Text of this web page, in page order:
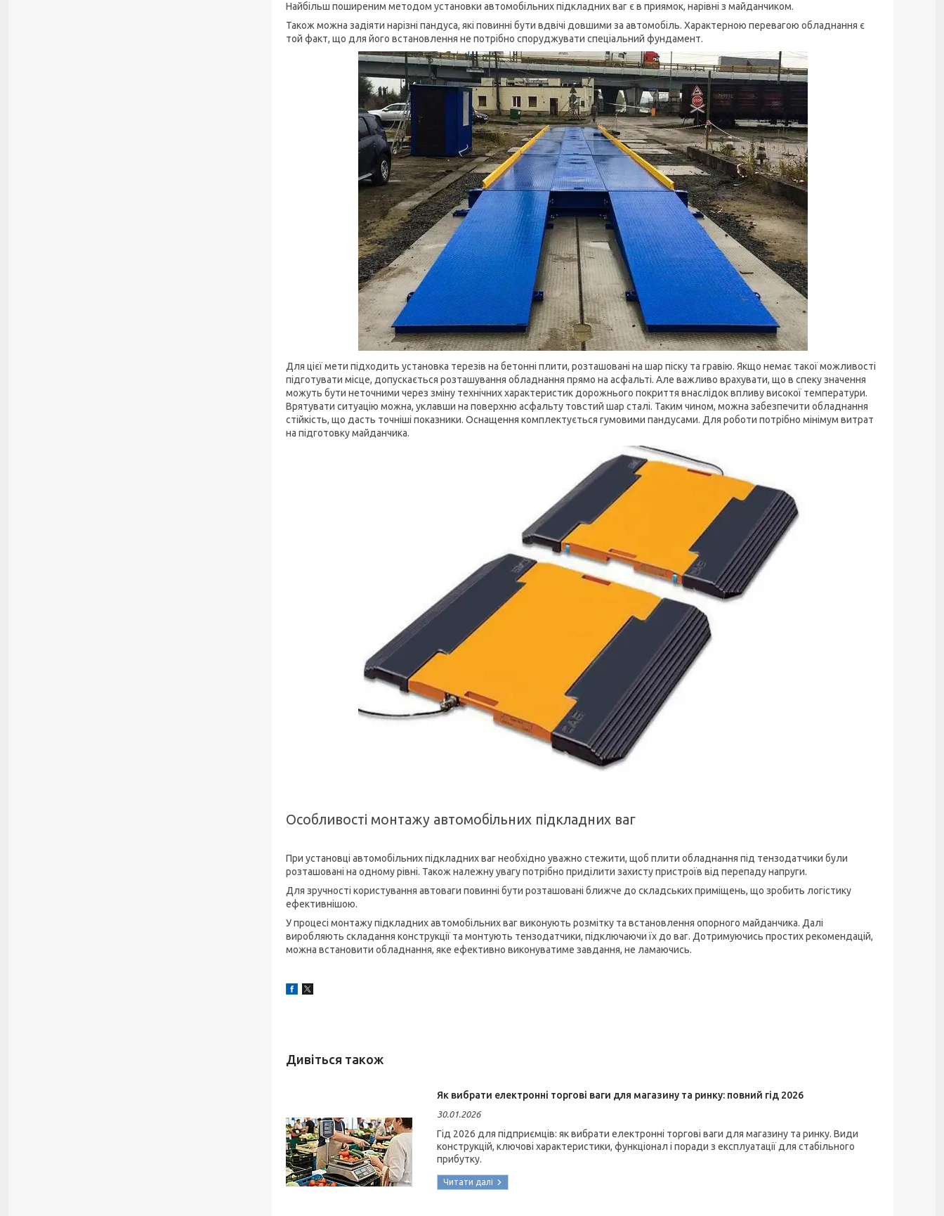
Найбільш поширеним методом установки автомобільних підкладних ваг є в приямок, нарівні з майданчиком.
Також можна задіяти нарізні пандуса, які повинні бути вдвічі довшими за автомобіль. Характерною перевагою обладнання є
той факт, що для його встановлення не потрібно споруджувати спеціальний фундамент.
Для цієї мети підходить установка терезів на бетонні плити, розташовані на шар піску та гравію. Якщо немає такої можливості
підготувати місце, допускається розташування обладнання прямо на асфальті. Але важливо врахувати, що в спеку значення
можуть бути неточними через зміну технічних характеристик дорожнього покриття внаслідок впливу високої температури.
Врятувати ситуацію можна, уклавши на поверхню асфальту товстий шар сталі. Таким чином, можна забезпечити обладнання
стійкість, що дасть точніші показники. Оснащення комплектується гумовими пандусами. Для роботи потрібно мінімум витрат
на підготовку майданчика.
Особливості монтажу автомобільних підкладних ваг
При установці автомобільних підкладних ваг необхідно уважно стежити, щоб плити обладнання під тензодатчики були
розташовані на одному рівні. Також належну увагу потрібно приділити захисту пристроїв від перепаду напруги.
Для зручності користування автоваги повинні бути розташовані ближче до складських приміщень, що зробить логістику
ефективнішою.
У процесі монтажу підкладних автомобільних ваг виконують розмітку та встановлення опорного майданчика. Далі
виробляють складання конструкції та монтують тензодатчики, підключаючи їх до ваг. Дотримуючись простих рекомендацій,
можна встановити обладнання, яке ефективно виконуватиме завдання, не ламаючись.
Як вибрати електронні торгові ваги для магазину та ринку: повний гід 2026
30.01.2026
Гід 2026 для підприємців: як вибрати електронні торгові ваги для магазину та ринку. Види
конструкцій, ключові характеристики, функціонал і поради з експлуатації для стабільного
прибутку.